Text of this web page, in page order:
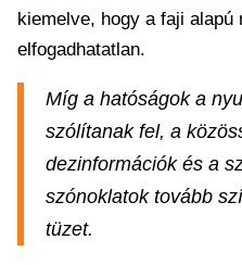
kiemelve, hogy a faji alapú
elfogadhatatlan.
Míg a hatóságok a
szólítanak fel, a
dezinformációk és a
szónoklatok tovább
tüzet.